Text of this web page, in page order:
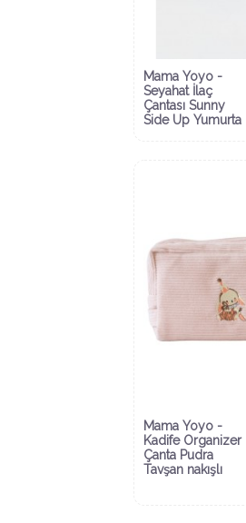
Mama Yoyo -
Seyahat İlaç
Çantası Sunny
Side Up Yumurta
Mama Yoyo -
Kadife Organizer
Çanta Pudra
Tavşan nakışlı